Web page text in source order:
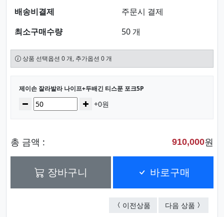
배송비결제
주문시 결제
최소구매수량
50 개
상품 선택옵션 0 개, 추가옵션 0 개
선택된 옵션
제이손 잘라발라 나이프+두배긴 티스푼 포크5P
수량감소 증가+0원
총 금액 : 910,000원
장바구니 바로구매
이전상품 제이손 잘라발라 나이
다음 상품 제이손